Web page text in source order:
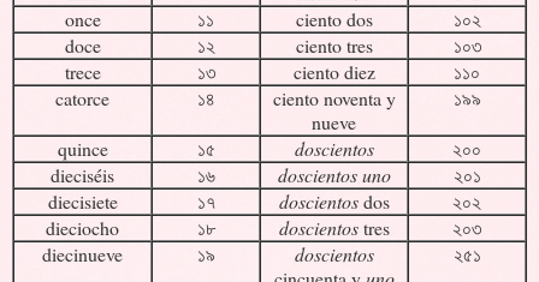
once
১১ ciento dos
১০২
doce
১২ ciento tres
১০৩
trece
১৩ ciento diez
১১০
catorce
১৪
ciento noventa y
nueve
১৯৯
quince
১৫ doscientos
২০০
dieciséis
১৬ doscientos uno
২০১
diecisiete
১৭ doscientosdos
২০২
dieciocho
১৮ doscientostres
২০৩
diecinueve
১৯
doscientos
২৫১